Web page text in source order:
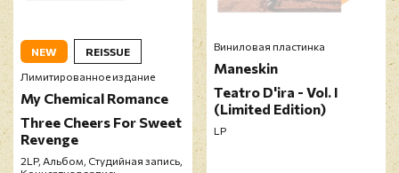
NEW
REISSUE
Лимитированное издание
My Chemical Romance
Three Cheers For Sweet
Revenge
2LP, Альбом, Студийная запись,
Виниловая пластинка
Maneskin
Teatro D'ira - Vol. I
(Limited Edition)
LP